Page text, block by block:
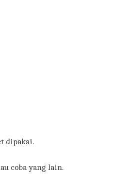
dipakai.
coba yang lain.